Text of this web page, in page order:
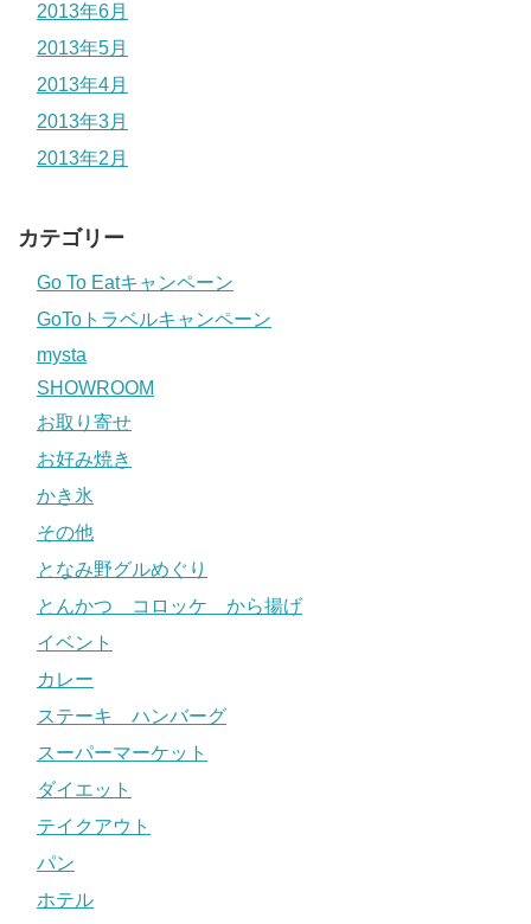
2013年6月
2013年5月
2013年4月
2013年3月
2013年2月
カテゴリー
Go To Eatキャンペーン
GoToトラベルキャンペーン
mysta
SHOWROOM
お取り寄せ
お好み焼き
かき氷
その他
となみ野グルめぐり
とんかつ コロッケ から揚げ
イベント
カレー
ステーキ ハンバーグ
スーパーマーケット
ダイエット
テイクアウト
パン
ホテル